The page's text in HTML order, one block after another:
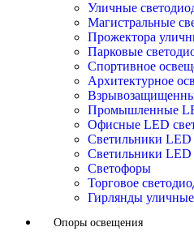
Уличные
Магистральные
Прожектора
Парковые
Спортивное
Архитектурное
Промышленные
Офисные LED
Cветильники
Светильники LED
Светофоры
Торговое
Гирлянды
Опоры освещения